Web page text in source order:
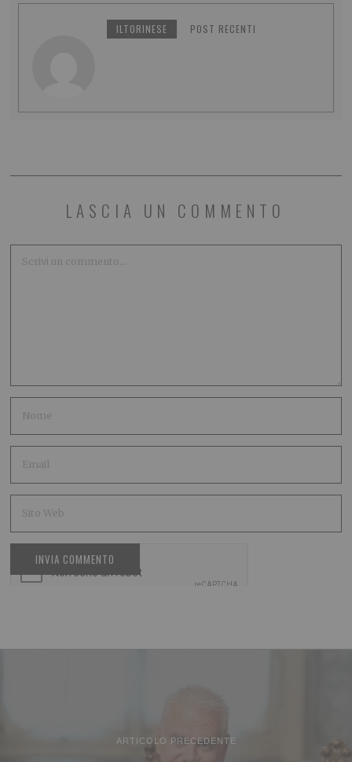
ILTORINESE POST RECENTI
LASCIA UN COMMENTO
ARTICOLO PRECEDENTE